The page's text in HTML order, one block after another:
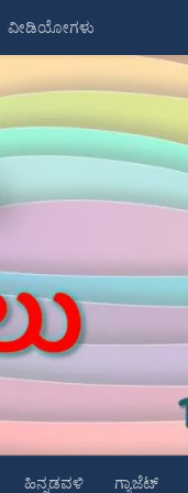
ವೀಡಿಯೋಗಳು
ಹಿನ್ನಡವಳಿ ಗ್ಯಾಜೆಟ್